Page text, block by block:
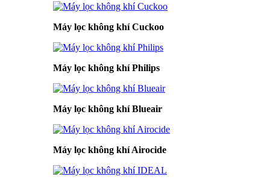
Máy lọc không khí Cuckoo
Máy lọc không khí Philips
Máy lọc không khí Blueair
Máy lọc không khí Airocide